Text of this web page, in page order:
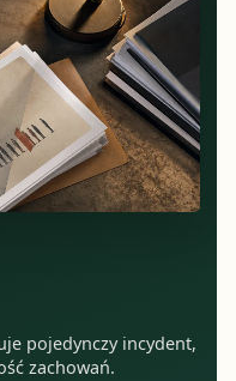
pojedynczy incydent,
zachowań.